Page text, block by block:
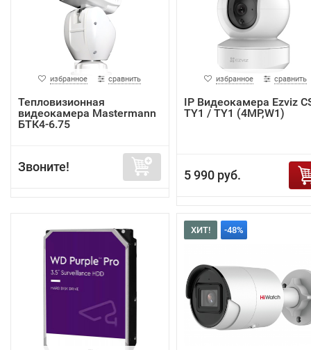
избранное сравнить
Тепловизионная
видеокамера Mastermann
БТК4-6.75
Звоните!
избранное сравнить
IP Видеокамера Ezviz
TY1 / TY1 (4MP,W1)
5 990 руб.
ХИТ! -48%